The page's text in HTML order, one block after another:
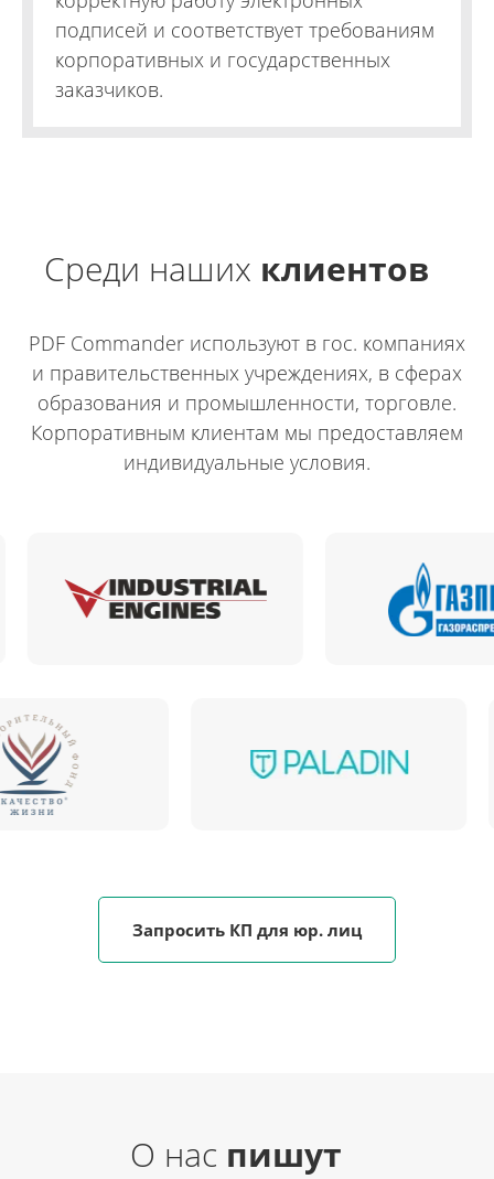
подписей и соответствует требованиям
корпоративных и государственных
заказчиков.
Среди наших клиентов
PDF Commander используют в гос. компаниях
и правительственных учреждениях, в сферах
образования и промышленности, торговле.
Корпоративным клиентам мы предоставляем
индивидуальные условия.
Запросить КП для юр. лиц
О нас пишут